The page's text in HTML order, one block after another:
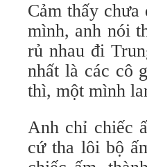
Cảm thấy
mình, anh nói
rủ nhau đi
nhất là các cô
thì, một mình
Anh chỉ chiếc
cứ tha lôi bộ